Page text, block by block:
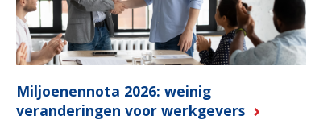
Miljoenennota 2026: weinig
veranderingen voor werkgevers